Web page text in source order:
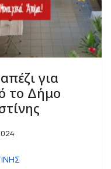
για
το Δήμο